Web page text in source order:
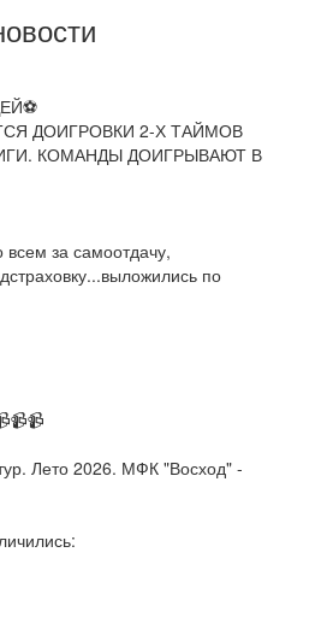
ДОИГРОВКИ 2-Х ТАЙМОВ
КОМАНДЫ ДОИГРЫВАЮТ В
за самоотдачу,
по
Лето 2026. МФК "Восход" -